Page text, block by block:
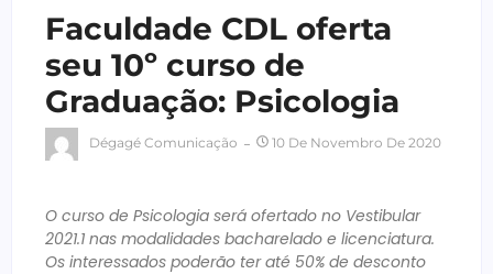
Faculdade CDL oferta
seu 10º curso de
Graduação: Psicologia
Dégagé Comunicação 10 De Novembro De 2020
O curso de Psicologia será ofertado no Vestibular
2021.1 nas modalidades bacharelado e licenciatura.
Os interessados poderão ter até 50% de desconto